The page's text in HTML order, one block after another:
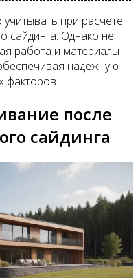
при расчете
сайдинга. Однако не
работа и материалы
надежную
факторов.
после
сайдинга